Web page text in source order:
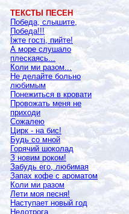
ТЕКСТЫ ПЕСЕН
Победа, слышите,
Победа!!!
Їжте гості, пийте!
А море слушало
плескаясь...
Коли ми разом...
Не делайте больно
любимым
Понежиться в кровати
Провожать меня не
приходи
Сожалею
Цирк - на бис!
Будь со мной
Горячий шоколад
З новим роком!
Забудь его, любимая
Запах кофе с ароматом
Коли ми разом
Лети моя песня!
Наступает новый год
Недотрога